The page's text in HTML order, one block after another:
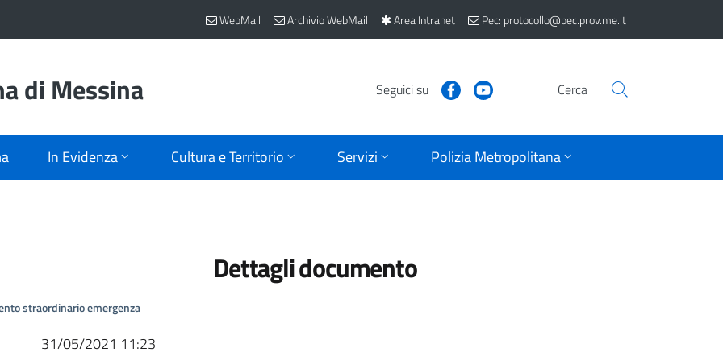
WebMail Archivio WebMail Area Intranet Pec: protocollo@pec.prov.me.it
di Messina Seguici su Cerca
In Evidenza Cultura e Territorio Servizi Polizia Metropolitana
Dettagli documento
straordinario emergenza
31/05/2021 11:23